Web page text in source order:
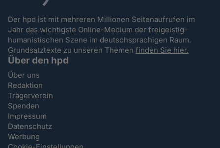
Der hpd ist mit mehreren Millionen Seitenaufrufen im
Jahr das wichtigste Online-Medium der freigeistig-
humanistischen Szene im deutschsprachigen Raum.
Grundsatztexte zu unseren Themenfinden Sie hier.
Über den hpd
Über uns
Redaktion
Trägerverein
Spenden
Impressum
Datenschutz
Werbung